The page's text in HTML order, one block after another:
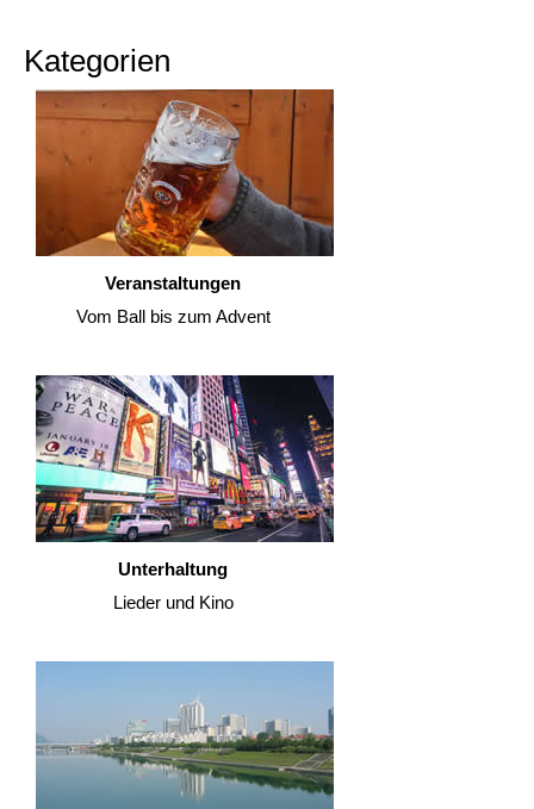
Kategorien
Veranstaltungen
Vom Ball bis zum Advent
Unterhaltung
Lieder und Kino